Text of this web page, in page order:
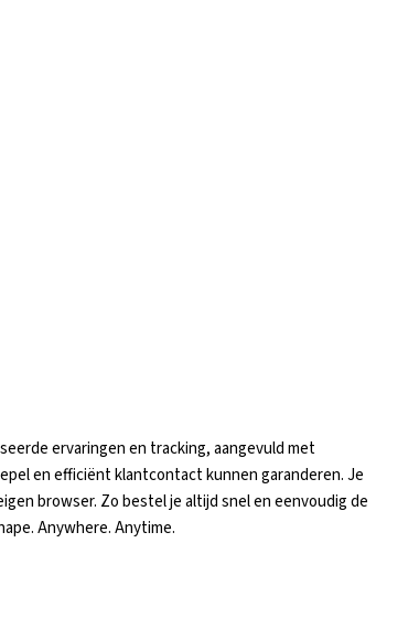
ervaringen en tracking, aangevuld met
en efficiënt klantcontact kunnen garanderen. Je
browser. Zo bestel je altijd snel en eenvoudig de
Anywhere. Anytime.